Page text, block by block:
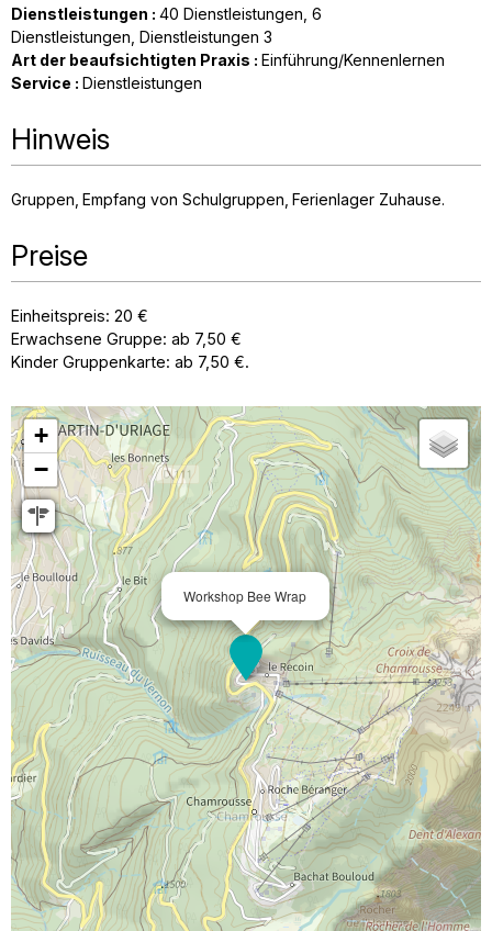
Dienstleistungen : 40 Dienstleistungen 6
Dienstleistungen Dienstleistungen 3
Art der beaufsichtigten Praxis : Einführung/Kennenlernen
Service : Dienstleistungen
Hinweis
Gruppen Empfang von Schulgruppen Ferienlager Zuhause
Preise
Einheitspreis: 20 €
Erwachsene Gruppe: ab 7,50 €
Kinder Gruppenkarte: ab 7,50 €.
Workshop Bee Wrap
+
−